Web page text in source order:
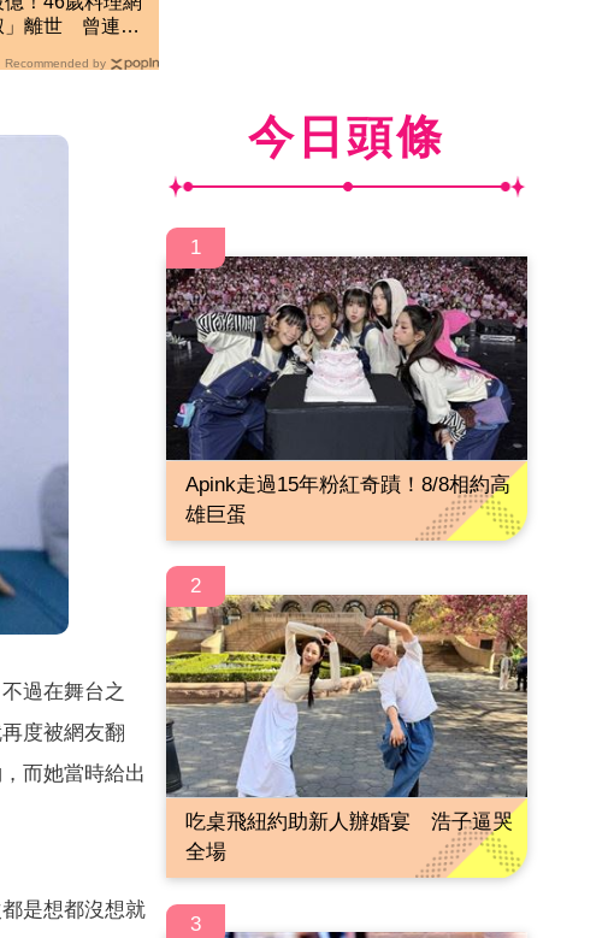
」離世 曾連播
Recommended by
過在舞台之
度被網友翻
而她當時給出
是想都沒想就
今日頭條
1
Apink走過15年粉紅奇蹟！8/8相約高
雄巨蛋
2
吃桌飛紐約助新人辦婚宴 浩子逼哭
全場
3